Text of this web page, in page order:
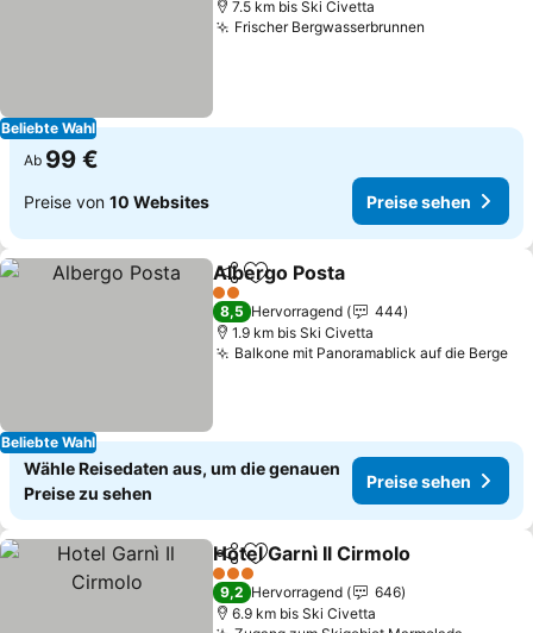
Beliebte Wahl
7.5 km bis Ski Civetta
Frischer Bergwasserbrunnen
Ab 99 €
Preise von 10 Websites Preise sehen
Beliebte Wahl
TeilenZu Favoriten hinzufügen
Albergo Posta
2 Sterne
8,5 Hervorragend
444
1.9 km bis Ski Civetta
Balkone mit Panoramablick auf die Berge
Wähle Reisedaten aus, um die genauen
Preise zu sehen
Preise sehen
TeilenZu Favoriten hinzufügen
Hotel Garnì Il Cirmolo
3 Sterne
9,2 Hervorragend
646
6.9 km bis Ski Civetta